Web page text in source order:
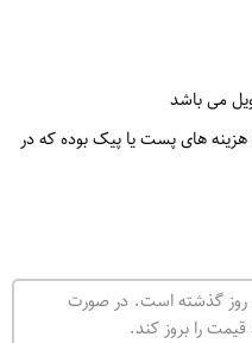
می باشد
هزینه های پست یا پیک بوده که در
روز گذشته است. در صورت
قیمت را بروز کند.